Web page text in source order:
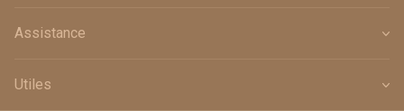
Assistance
Utiles